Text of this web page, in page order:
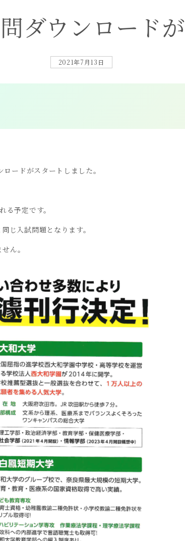
問ダウ ン ロ ー ドが
2021年7月13日
ードがスタートしました。
る予定です。
じ入試問題となります。
ん。